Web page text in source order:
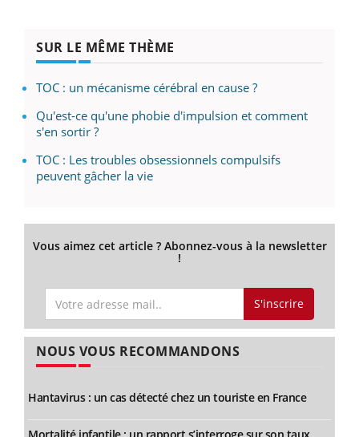
SUR LE MÊME THÈME
TOC : un mécanisme cérébral en cause ?
Qu'est-ce qu'une phobie d'impulsion et comment
s'en sortir ?
TOC : Les troubles obsessionnels compulsifs
peuvent gâcher la vie
Vous aimez cet article ? Abonnez-vous à la newsletter
!
S'inscrire
NOUS VOUS RECOMMANDONS
Hantavirus : un cas détecté chez un touriste en France